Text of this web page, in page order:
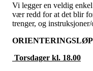
Vi legger en veldig
vær redd for at det blir
trenger, og
ORIENTERINGSLØP
Torsdager kl. 18.00